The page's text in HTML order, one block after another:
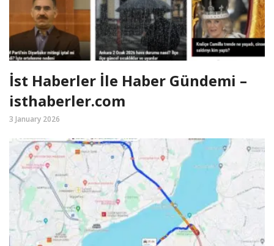
İst Haberler İle Haber Gündemi –
isthaberler.com
3 January 2026